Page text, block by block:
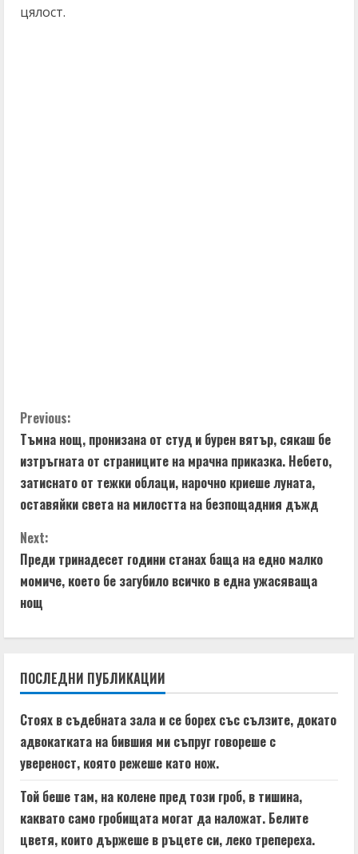
цялост.
C
o
n
t
i
n
R
e
a
d
i
Previous:
Тъмна нощ, пронизана от студ и бурен вятър, сякаш бе
изтръгната от страниците на мрачна приказка. Небето,
затиснато от тежки облаци, нарочно криеше луната,
оставяйки света на милостта на безпощадния дъжд
Next:
Преди тринадесет години станах баща на едно малко
момиче, което бе загубило всичко в една ужасяваща
нощ
ПОСЛЕДНИ ПУБЛИКАЦИИ
Стоях в съдебната зала и се борех със сълзите, докато
адвокатката на бившия ми съпруг говореше с
увереност, която режеше като нож.
Той беше там, на колене пред този гроб, в тишина,
каквато само гробищата могат да наложат. Белите
цветя, които държеше в ръцете си, леко трепереха.